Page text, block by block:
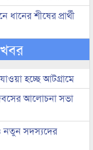
শীষের প্রার্থী
হচ্ছে আটগ্রামে
আলোচনা সভা
নতুন সদস্যদের